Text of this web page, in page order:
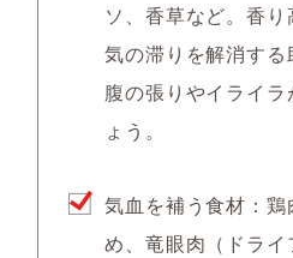
ソ、香草など。香り
気の滞りを解消す
腹の張りやイライ
ょう。
気血を補う食材：
め、竜眼肉（ドラ